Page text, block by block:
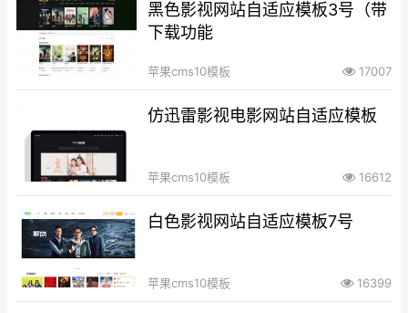
黑色影视网站自适应模板3号（带
下载功能
苹果cms10模板 17007
仿迅雷影视电影网站自适应模板
苹果cms10模板 16612
白色影视网站自适应模板7号
苹果cms10模板 16399